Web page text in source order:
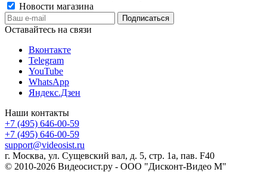
Новости магазина
Оставайтесь на связи
Вконтакте
Telegram
YouTube
WhatsApp
Яндекс.Дзен
Наши контакты
+7 (495) 646-00-59
+7 (495) 646-00-59
support@videosist.ru
г. Москва, ул. Сущевский вал, д. 5, стр. 1а, пав. F40
© 2010-2026 Видеосист.ру - ООО "Дисконт-Видео М"